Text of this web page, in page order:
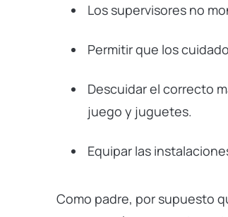
Los supervisores no
Permitir que los
Descuidar el correcto
juego y juguetes.
Equipar las
Como padre, por supuesto